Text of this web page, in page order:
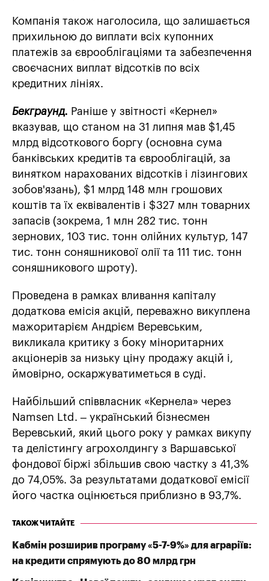
Компанія також наголосила, що залишається
прихильною до виплати всіх купонних
платежів за єврооблігаціями та забезпечення
своєчасних виплат відсотків по всіх
кредитних лініях.
Бекграунд. Раніше у звітності «Кернел»
вказував, що станом на 31 липня мав $1,45
млрд відсоткового боргу (основна сума
банківських кредитів та єврооблігацій, за
винятком нарахованих відсотків і лізингових
зобов'язань), $1 млрд 148 млн грошових
коштів та їх еквівалентів і $327 млн товарних
запасів (зокрема, 1 млн 282 тис. тонн
зернових, 103 тис. тонн олійних культур, 147
тис. тонн соняшникової олії та 111 тис. тонн
соняшникового шроту).
Проведена в рамках вливання капіталу
додаткова емісія акцій, переважно викуплена
мажоритарієм Андрієм Веревським,
викликала критику з боку міноритарних
акціонерів за низьку ціну продажу акцій і,
ймовірно, оскаржуватиметься в суді.
Найбільший співвласник «Кернела» через
Namsen Ltd. – український бізнесмен
Веревський, який цього року у рамках викупу
та делістингу агрохолдингу з Варшавської
фондової біржі збільшив свою частку з 41,3%
до 74,05%. За результатами додаткової емісії
його частка оцінюється приблизно в 93,7%.
ТАКОЖ ЧИТАЙТЕ
Кабмін розширив програму «5-7-9%» для аграріїв:
на кредити спрямують до 80 млрд грн